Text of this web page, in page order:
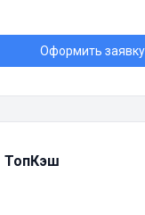
Оформить заявку
ТопКэш